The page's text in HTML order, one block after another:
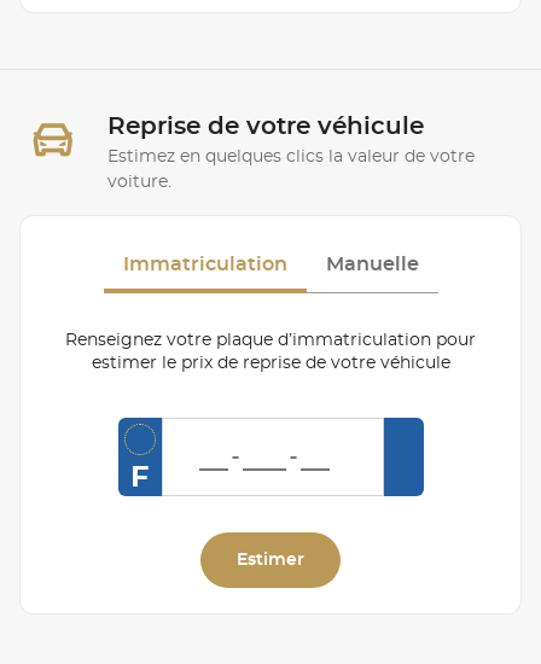
Reprise de votre véhicule
Estimez en quelques clics la valeur de votre
voiture.
Immatriculation Manuelle
Renseignez votre plaque d’immatriculation pour
estimer le prix de reprise de votre véhicule
F
Estimer